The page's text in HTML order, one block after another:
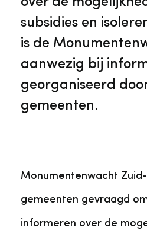
Geschiedenis van Zuid-
Ervenconsulent
Over de
Voorpagina
Tarieven
Algemene voorwaarden
subsidies en
is de
aanwezig bij
georganiseerd
gemeenten.
Monumentenwacht
gemeenten gevraagd
informeren over de